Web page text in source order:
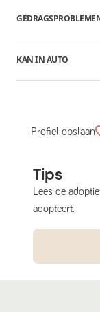
KAN IN AUTO
Profiel opslaan
Tips
Lees de
adopteert.